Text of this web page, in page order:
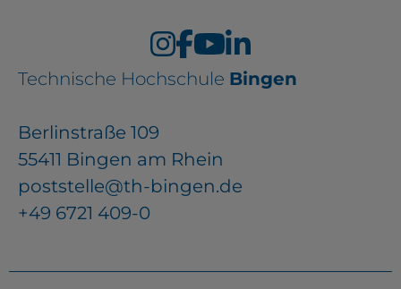
Technische Hochschule Bingen
Berlinstraße 109
55411 Bingen am Rhein
poststelle@th-bingen.de
+49 6721 409-0